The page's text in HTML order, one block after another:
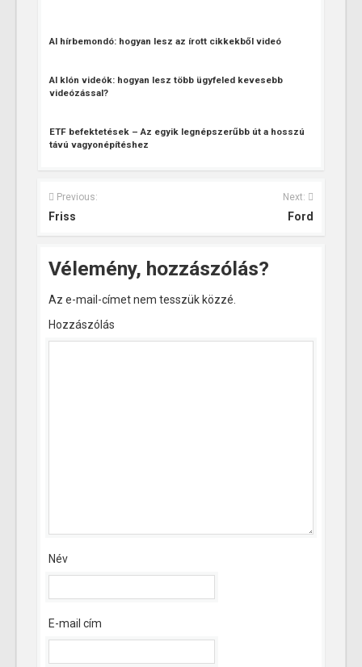
AI hírbemondó: hogyan lesz az írott cikkekből videó
AI klón videók: hogyan lesz több ügyfeled kevesebb
videózással?
ETF befektetések – Az egyik legnépszerűbb út a hosszú
távú vagyonépítéshez
Previous:
Friss
Next:
Ford
Vélemény, hozzászólás?
Az e-mail-címet nem tesszük közzé.
Hozzászólás
Név
E-mail cím